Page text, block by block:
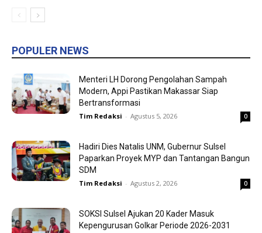
POPULER NEWS
Menteri LH Dorong Pengolahan Sampah
Modern, Appi Pastikan Makassar Siap
Bertransformasi
Tim Redaksi - Agustus 5, 2026 0
Hadiri Dies Natalis UNM, Gubernur Sulsel
Paparkan Proyek MYP dan Tantangan Bangun
SDM
Tim Redaksi - Agustus 2, 2026 0
SOKSI Sulsel Ajukan 20 Kader Masuk
Kepengurusan Golkar Periode 2026-2031